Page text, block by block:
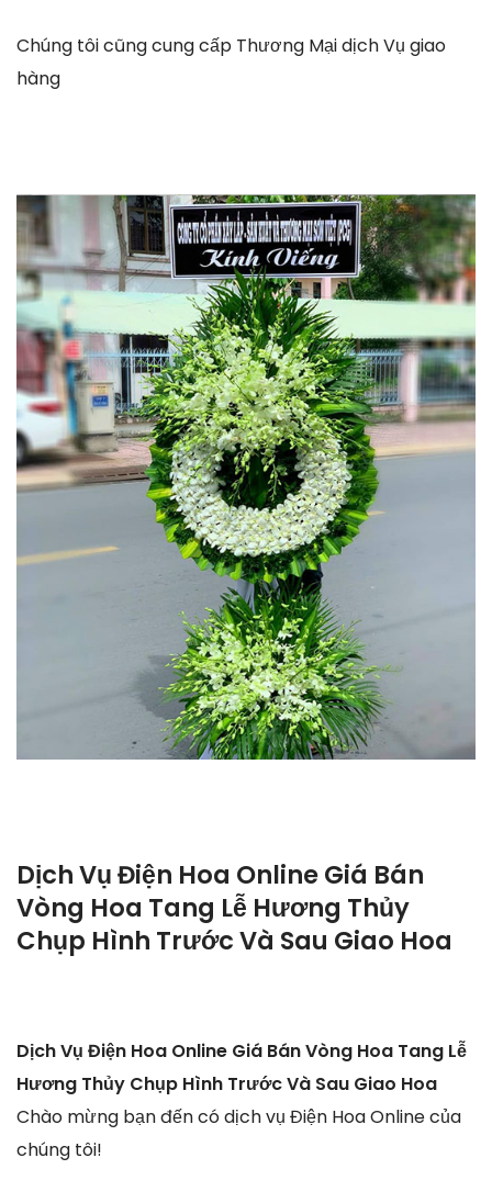
Chúng tôi cũng cung cấp Thương Mại dịch Vụ giao
hàng
Dịch Vụ Điện Hoa Online Giá Bán
Vòng Hoa Tang Lễ Hương Thủy
Chụp Hình Trước Và Sau Giao Hoa
Dịch Vụ Điện Hoa Online Giá Bán Vòng Hoa Tang Lễ
Hương Thủy Chụp Hình Trước Và Sau Giao Hoa
Chào mừng bạn đến có dịch vụ Điện Hoa Online của
chúng tôi!